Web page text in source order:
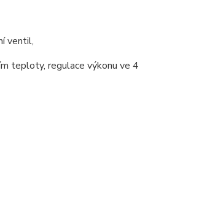
ventil,
teploty, regulace výkonu ve 4